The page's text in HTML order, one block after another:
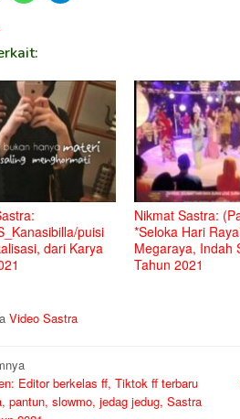
puisi
dari Karya
Nikmat Sastra:
*Seloka Hari
Megaraya, Indah
Tahun 2021
Video Sastra
Editor berkelas ff, Tiktok ff terbaru
pantun, slowmo, jedag jedug, Sastra